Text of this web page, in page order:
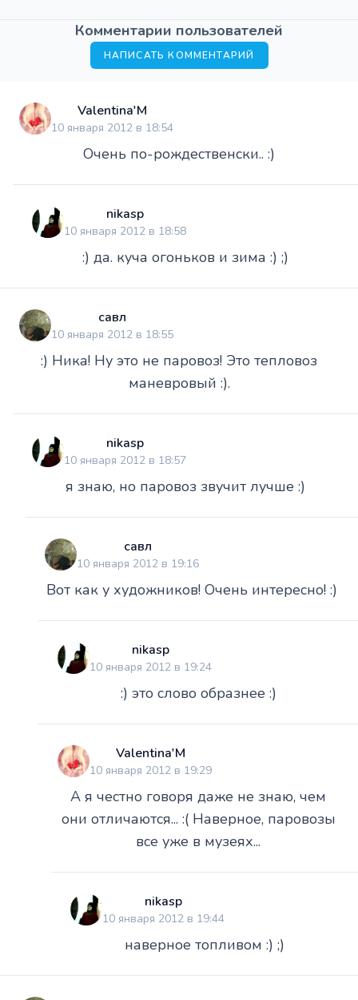
Комментарии пользователей
НАПИСАТЬ КОММЕНТАРИЙ
Valentina'M
10 января 2012 в 18:54
Очень по-рождественски.. :)
nikasp
10 января 2012 в 18:58
:) да. куча огоньков и зима :) ;)
савл
10 января 2012 в 18:55
:) Ника! Ну это не паровоз! Это тепловоз
маневровый :).
nikasp
10 января 2012 в 18:57
я знаю, но паровоз звучит лучше :)
савл
10 января 2012 в 19:16
Вот как у художников! Очень интересно! :)
nikasp
10 января 2012 в 19:24
:) это слово образнее :)
Valentina'M
10 января 2012 в 19:29
А я честно говоря даже не знаю, чем
они отличаются... :( Наверное, паровозы
все уже в музеях...
nikasp
10 января 2012 в 19:44
наверное топливом :) ;)